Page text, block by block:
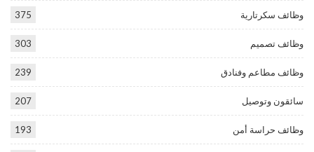
وظائف سكرتارية 375
وظائف تصميم 303
وظائف مطاعم وفنادق 239
سائقون وتوصيل 207
وظائف حراسة أمن 193